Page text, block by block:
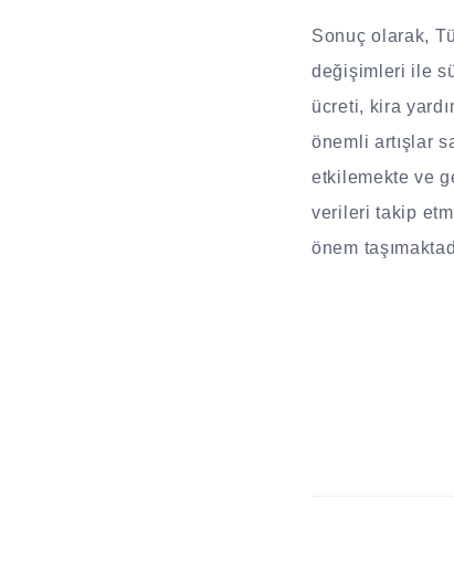
Sonuç olarak,
değişimleri ile
ücreti, kira
önemli artışlar
etkilemekte ve
verileri takip
önem